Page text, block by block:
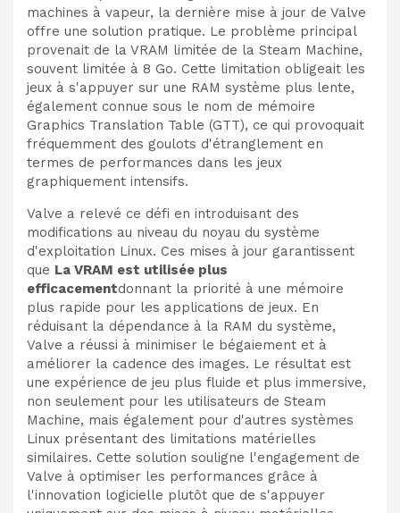
machines à vapeur, la dernière mise à jour de Valve
offre une solution pratique. Le problème principal
provenait de la VRAM limitée de la Steam Machine,
souvent limitée à 8 Go. Cette limitation obligeait les
jeux à s'appuyer sur une RAM système plus lente,
également connue sous le nom de mémoire
Graphics Translation Table (GTT), ce qui provoquait
fréquemment des goulots d'étranglement en
termes de performances dans les jeux
graphiquement intensifs.
Valve a relevé ce défi en introduisant des
modifications au niveau du noyau du système
d'exploitation Linux. Ces mises à jour garantissent
que La VRAM est utilisée plus
efficacementdonnant la priorité à une mémoire
plus rapide pour les applications de jeux. En
réduisant la dépendance à la RAM du système,
Valve a réussi à minimiser le bégaiement et à
améliorer la cadence des images. Le résultat est
une expérience de jeu plus fluide et plus immersive,
non seulement pour les utilisateurs de Steam
Machine, mais également pour d'autres systèmes
Linux présentant des limitations matérielles
similaires. Cette solution souligne l'engagement de
Valve à optimiser les performances grâce à
l'innovation logicielle plutôt que de s'appuyer